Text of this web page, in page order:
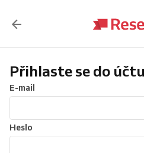
Přihlaste se do účtu
E-mail
Heslo